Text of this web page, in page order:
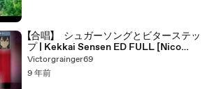
【合唱】 シュガーソングとビターステッ
プ | Kekkai Sensen ED FULL [Nico
Nico Chorus]
Victorgrainger69
9 年前